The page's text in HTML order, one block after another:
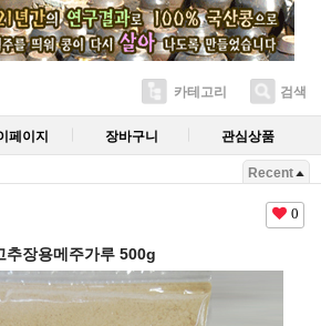
카테고리 검색
페이지 장바구니 관심상품
Recent
0
추장용메주가루 500g